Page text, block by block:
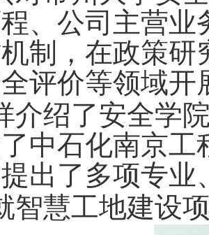
、公司主营业
制，在政策
评价等领域开
介绍了安全学
中石化南京工
出了多项专业
智慧工地建设